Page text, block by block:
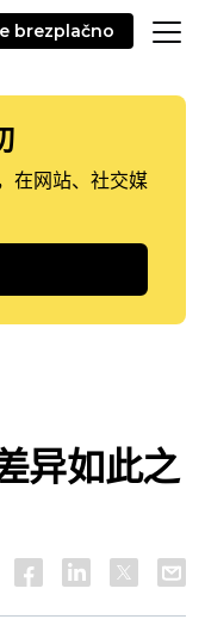
brezplačno
在网站、社交媒
异如此之